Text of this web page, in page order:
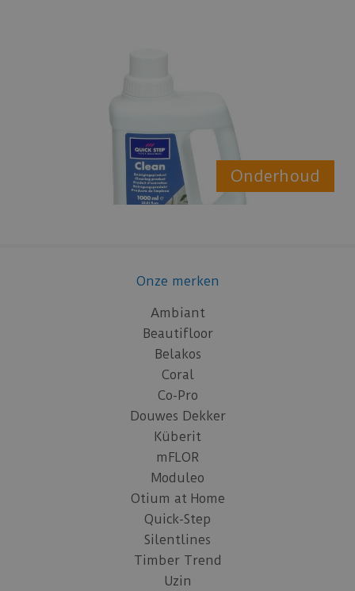
Onderhoud
Onze merken
Ambiant
Beautifloor
Belakos
Coral
Co-Pro
Douwes Dekker
Küberit
mFLOR
Moduleo
Otium at Home
Quick-Step
Silentlines
Timber Trend
Uzin